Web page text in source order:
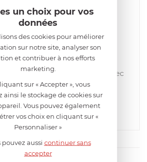
tamis fin cerclé inox brillant avec
manche 8 cm
RUPTURE DE STOCK MOMENTANÉE
19,92€
un choix pour vos
données
des cookies pour améliorer
sur notre site, analyser son
et contribuer à nos efforts
marketing.
sur « Accepter », vous
ainsi le stockage de cookies sur
Vous pouvez également
vos choix en cliquant sur «
Personnaliser »
pouvez aussi continuer sans
accepter